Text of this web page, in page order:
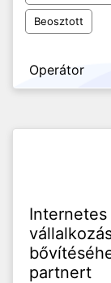
Beosztott
Operátor
partnert